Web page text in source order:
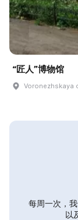
“匠人”博物馆
Voronezhskaya
每周一次，
以